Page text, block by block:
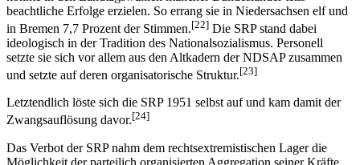
beachtliche Erfolge erzielen. So errang sie in Niedersachsen elf und
in Bremen 7,7 Prozent der Stimmen.[22] Die SRP stand dabei
ideologisch in der Tradition des Nationalsozialismus. Personell
setzte sie sich vor allem aus den Altkadern der NDSAP zusammen
und setzte auf deren organisatorische Struktur.[23]
Letztendlich löste sich die SRP 1951 selbst auf und kam damit der
Zwangsauflösung davor.[24]
Das Verbot der SRP nahm dem rechtsextremistischen Lager die
Möglichkeit der parteilich organisierten Aggregation seiner Kräfte,